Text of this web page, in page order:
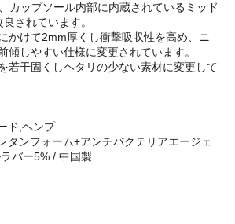
カップソール内部に内蔵されているミッド
されています。
かけて2mm厚くし衝撃吸収性を高め、ニ
傾しやすい仕様に変更されています。
若干固くしヘタリの少ない素材に変更して
ド,ヘンプ
タンフォーム+アンチバクテリアエージェ
バー5% / 中国製